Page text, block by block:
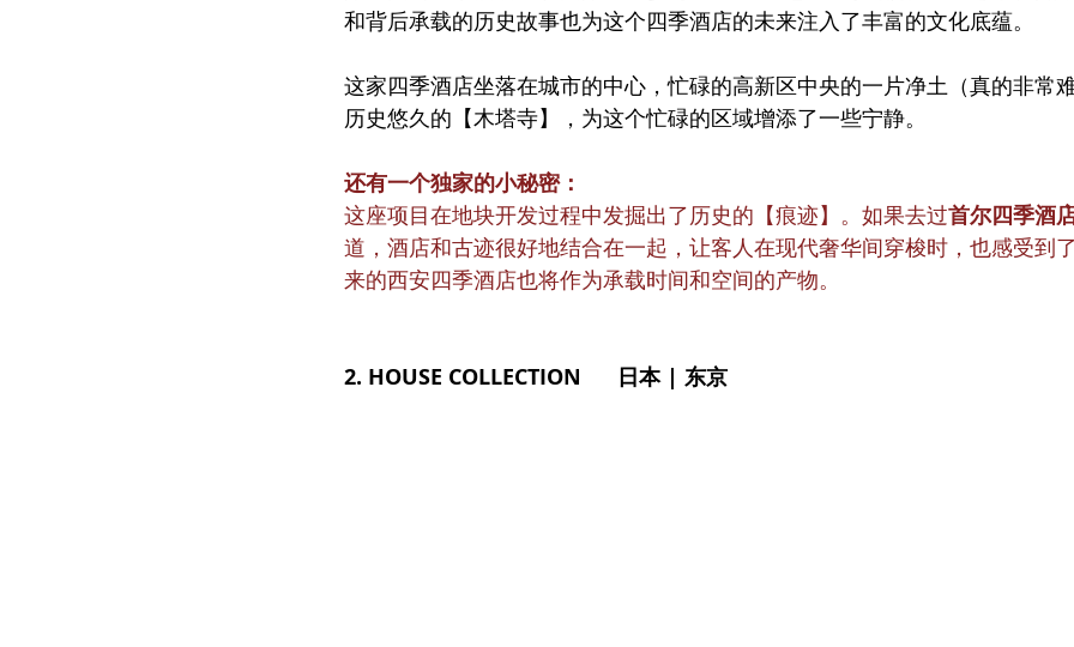
和背后承载的历史故事也为这个四季酒店的未来注入了丰富的文化底蕴。
这家四季酒店坐落在城市的中心，忙碌的高新区中央的一片净土（真的非常
历史悠久的【木塔寺】，为这个忙碌的区域增添了一些宁静。
还有一个独家的小秘密：
这座项目在地块开发过程中发掘出了历史的【痕迹】。如果去过首尔四季酒
道，酒店和古迹很好地结合在一起，让客人在现代奢华间穿梭时，也感受到
来的西安四季酒店也将作为承载时间和空间的产物。
2. HOUSE COLLECTION      日本 | 东京